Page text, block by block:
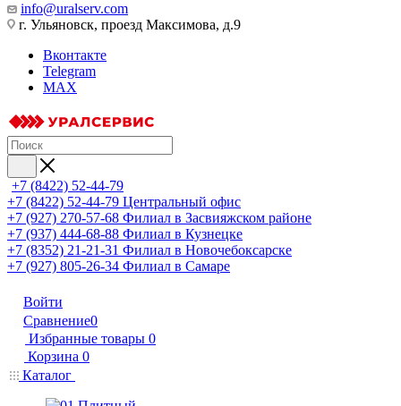
info@uralserv.com
г. Ульяновск, проезд Максимова, д.9
Вконтакте
Telegram
MAX
+7 (8422) 52-44-79
+7 (8422) 52-44-79 Центральный офис
+7 (927) 270-57-68 Филиал в Засвияжском районе
+7 (937) 444-68-88 Филиал в Кузнецке
+7 (8352) 21-21-31 Филиал в Новочебоксарске
+7 (927) 805-26-34 Филиал в Самаре
Войти
Сравнение0
Избранные товары 0
Корзина 0
Каталог